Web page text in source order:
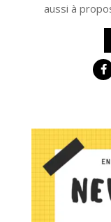
aussi à